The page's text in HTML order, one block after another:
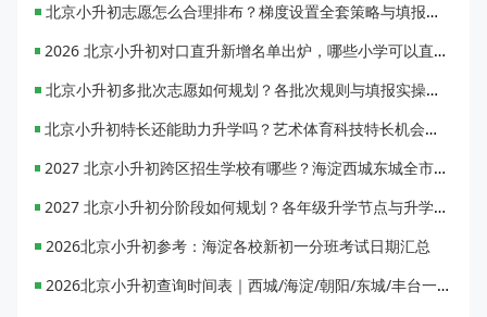
北京小升初志愿怎么合理排布？梯度设置全套策略与填报避坑指南
2026 北京小升初对口直升新增名单出炉，哪些小学可以直升优质初中？
北京小升初多批次志愿如何规划？各批次规则与填报实操指南
北京小升初特长还能助力升学吗？艺术体育科技特长机会与误区全面解析
2027 北京小升初跨区招生学校有哪些？海淀西城东城全市招生校完整汇总
2027 北京小升初分阶段如何规划？各年级升学节点与升学通道全梳理
2026北京小升初参考：海淀各校新初一分班考试日期汇总
2026北京小升初查询时间表｜西城/海淀/朝阳/东城/丰台一键对照